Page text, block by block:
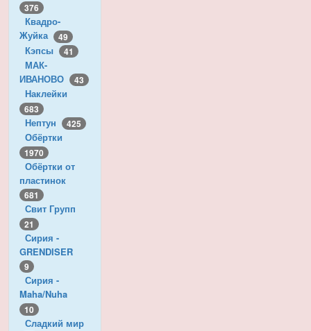
376
Квадро-
Жуйка
49
Кэпсы 41
МАК-
ИВАНОВО
43
Наклейки
683
Нептун 425
Обёртки
1970
Обёртки от
пластинок
681
Свит Групп
21
Сирия -
GRENDISER
9
Сирия -
Maha/Nuha
10
Сладкий мир